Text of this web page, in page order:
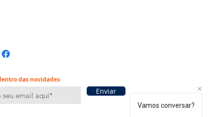
das novidades
Enviar
Vamos conversar?